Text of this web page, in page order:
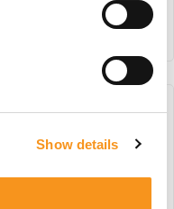
Show details
BESTEL NU!